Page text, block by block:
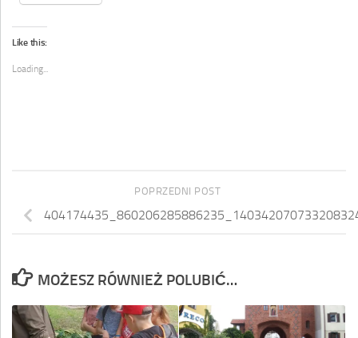
Like this:
Loading...
POPRZEDNI POST
MOŻESZ RÓWNIEŻ POLUBIĆ…